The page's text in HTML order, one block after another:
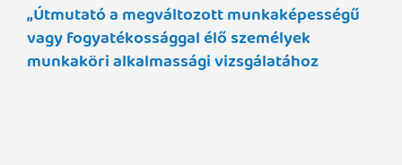
„Útmutató a megváltozott munkaképességű
vagy fogyatékossággal élő személyek
munkaköri alkalmassági vizsgálatához